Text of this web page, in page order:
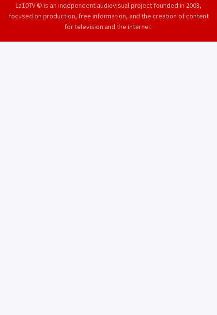
La10TV © is an independent audiovisual project founded in 2008,
focused on production, free information, and the creation of content
for television and the internet.